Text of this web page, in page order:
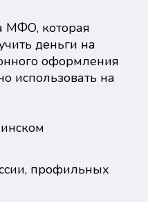
МФО, которая
деньги на
оформления
использовать на
профильных